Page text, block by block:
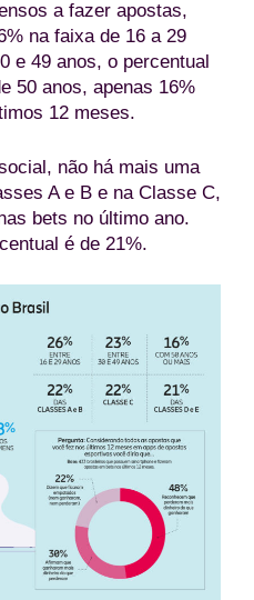
a fazer apostas,
na faixa de 16 a 29
e 49 anos, o percentual
50 anos, apenas 16%
12 meses.
não há mais uma
A e B e na Classe C,
bets no último ano.
é de 21%.